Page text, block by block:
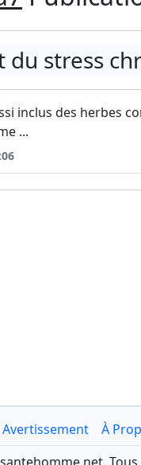
du stress
inclus des herbes
...
Avertissement
À